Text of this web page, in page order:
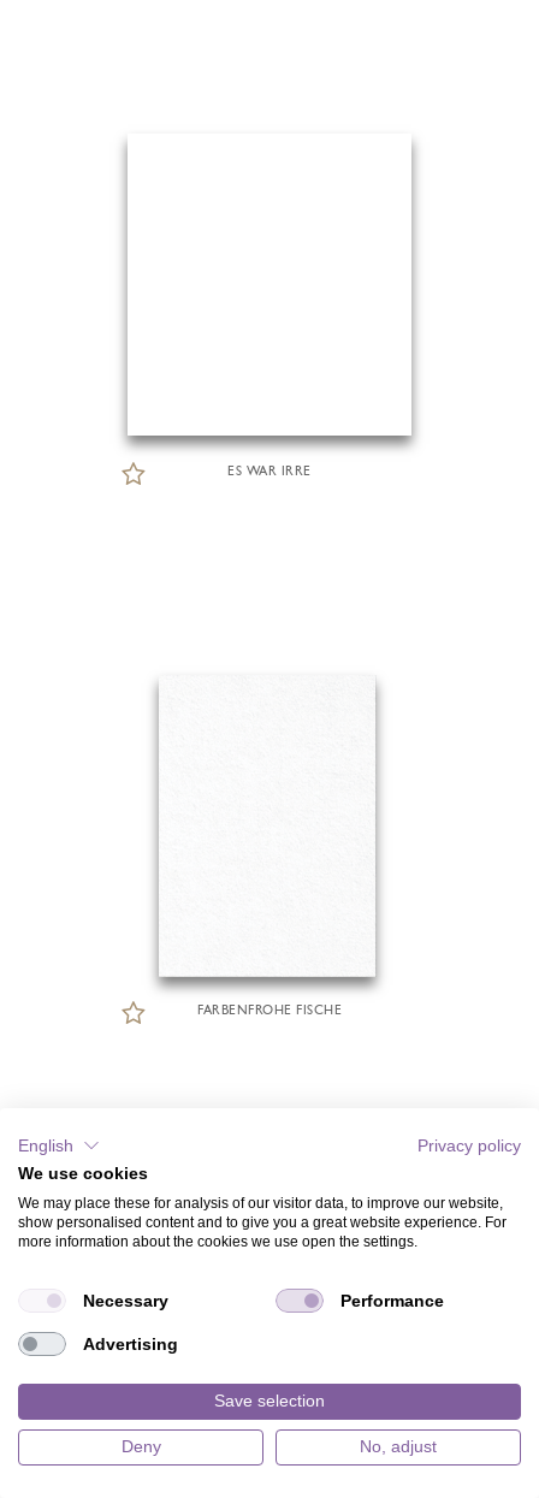
ES WAR IRRE
FARBENFROHE FISCHE
English
Privacy policy
We use cookies
We may place these for analysis of our visitor data, to improve our website,
show personalised content and to give you a great website experience. For
more information about the cookies we use open the settings.
Necessary Performance
Advertising
Save selection
Deny No, adjust